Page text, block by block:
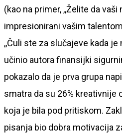
(kao na primer, ,,Želite da
impresionirani vašim
,,Čuli ste za slučajeve kada
učinio autora finansijki
pokazalo da je prva grupa
smatra da su 26% kreativnije
koja je bila pod pritiskom.
pisanja bio dobra motivacija